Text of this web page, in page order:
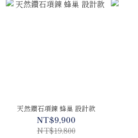
天然鑽石項鍊 蜂巢 設計款
NT$9,900
NT$19,800